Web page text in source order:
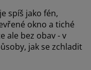
spíš jako fén,
okno a tiché
ale bez obav - v
jak se zchladit